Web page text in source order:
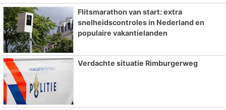
Flitsmarathon van start: extra
snelheidscontroles in Nederland en
populaire vakantielanden
Verdachte situatie Rimburgerweg